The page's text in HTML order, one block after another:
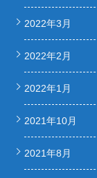
2022年3月
2022年2月
2022年1月
2021年10月
2021年8月